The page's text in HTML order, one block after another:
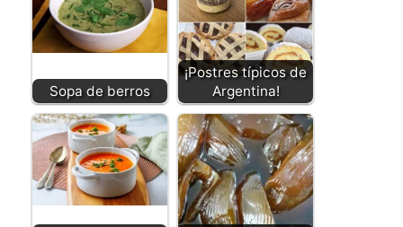
Sopa de berros
¡Postres típicos de
Argentina!